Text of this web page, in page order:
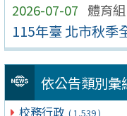
2026-07-07 體育組
115年臺 北市秋季
依公告類別彙
校務行政 ( 1,539 )